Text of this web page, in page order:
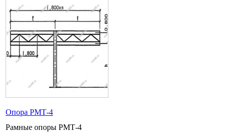
Опора РМТ-4
Рамные опоры РМТ-4